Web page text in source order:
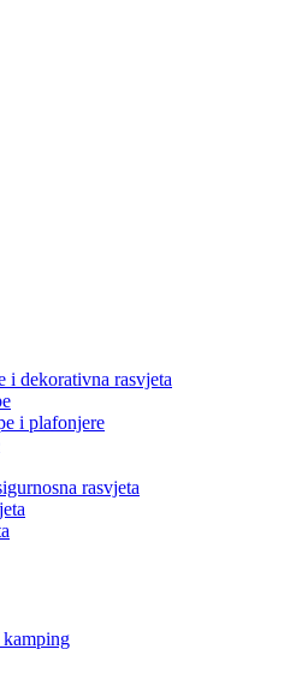
i dekorativna rasvjeta
i plafonjere
rasvjeta